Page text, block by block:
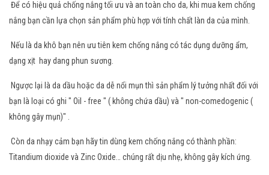
Để có hiệu quả chống nắng tối ưu và an toàn cho da, khi mua kem chống
nắng bạn cần lựa chọn sản phẩm phù hợp với tính chất làn da của mình.
Nếu là da khô bạn nên ưu tiên kem chống nắng có tác dụng dưỡng ẩm,
dạng xịt hay dang phun sương.
Ngược lại là da dầu hoặc da dễ nổi mụn thì sản phẩm lý tưởng nhất đối với
bạn là loại có ghi " Oil - free " ( không chứa dầu) và " non-comedogenic (
không gây mụn)" .
Còn da nhạy cảm bạn hãy tin dùng kem chống nắng có thành phần:
Titandium dioxide và Zinc Oxide… chúng rất dịu nhẹ, không gây kích ứng.